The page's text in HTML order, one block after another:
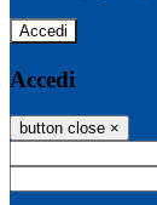
Accedi
Accedi
button close ×